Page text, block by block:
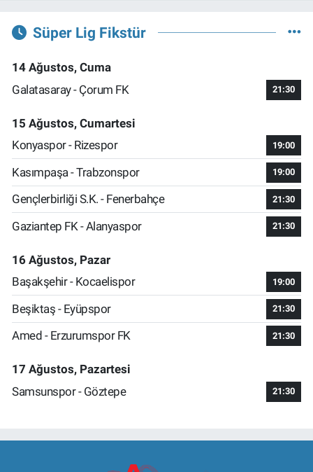
Süper Lig Fikstür
14 Ağustos, Cuma
Galatasaray - Çorum FK
21:30
15 Ağustos, Cumartesi
Konyaspor - Rizespor
19:00
Kasımpaşa - Trabzonspor 19:00
Gençlerbirliği S.K. - Fenerbahçe 21:30
Gaziantep FK - Alanyaspor 21:30
16 Ağustos, Pazar
Başakşehir - Kocaelispor
19:00
Beşiktaş - Eyüpspor 21:30
Amed - Erzurumspor FK 21:30
17 Ağustos, Pazartesi
Samsunspor - Göztepe
21:30